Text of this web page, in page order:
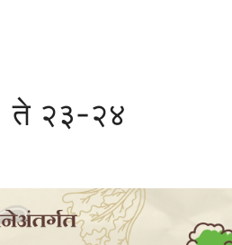
ते २३-२४